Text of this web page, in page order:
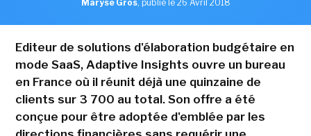
Maryse Gros, publié le 26 Avril 2018
Editeur de solutions d'élaboration budgétaire en
mode SaaS, Adaptive Insights ouvre un bureau
en France où il réunit déjà une quinzaine de
clients sur 3 700 au total. Son offre a été
conçue pour être adoptée d'emblée par les